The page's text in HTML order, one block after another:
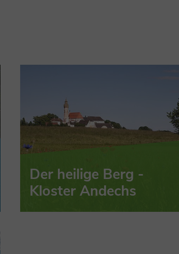
Der heilige Berg -
Kloster Andechs